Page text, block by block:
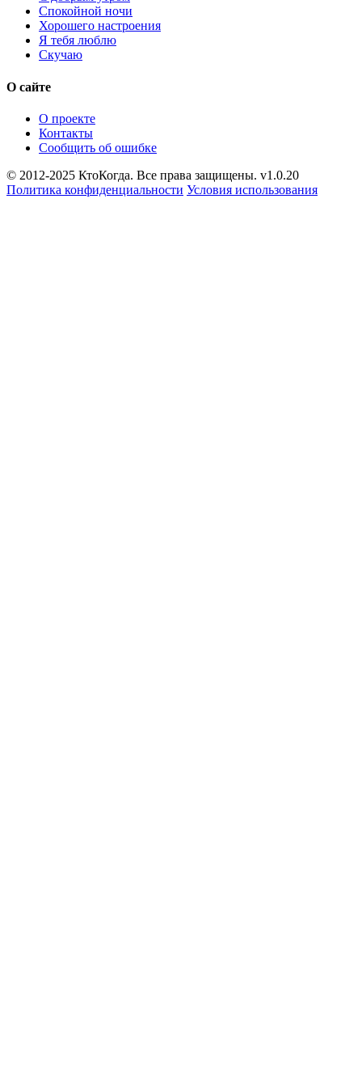
Спокойной ночи
Хорошего настроения
Я тебя люблю
Скучаю
О сайте
О проекте
Контакты
Сообщить об ошибке
© 2012-2025 КтоКогда. Все права защищены. v1.0.20
Политика конфиденциальности Условия использования